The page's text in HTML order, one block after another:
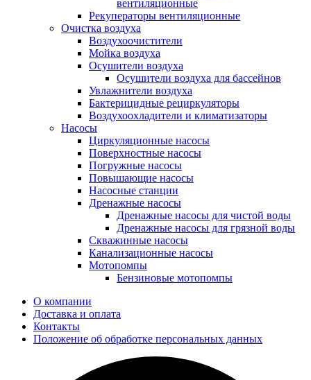
вентиляционные
Рекуператоры вентиляционные
Очистка воздуха
Воздухоочистители
Мойка воздуха
Осушители воздуха
Осушители воздуха для бассейнов
Увлажнители воздуха
Бактерицидные рециркуляторы
Воздухоохладители и климатизаторы
Насосы
Циркуляционные насосы
Поверхностные насосы
Погружные насосы
Повышающие насосы
Насосные станции
Дренажные насосы
Дренажные насосы для чистой воды
Дренажные насосы для грязной воды
Скважинные насосы
Канализационные насосы
Мотопомпы
Бензиновые мотопомпы
О компании
Доставка и оплата
Контакты
Положение об обработке персональных данных